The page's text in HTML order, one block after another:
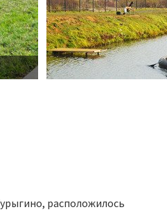
расположилось